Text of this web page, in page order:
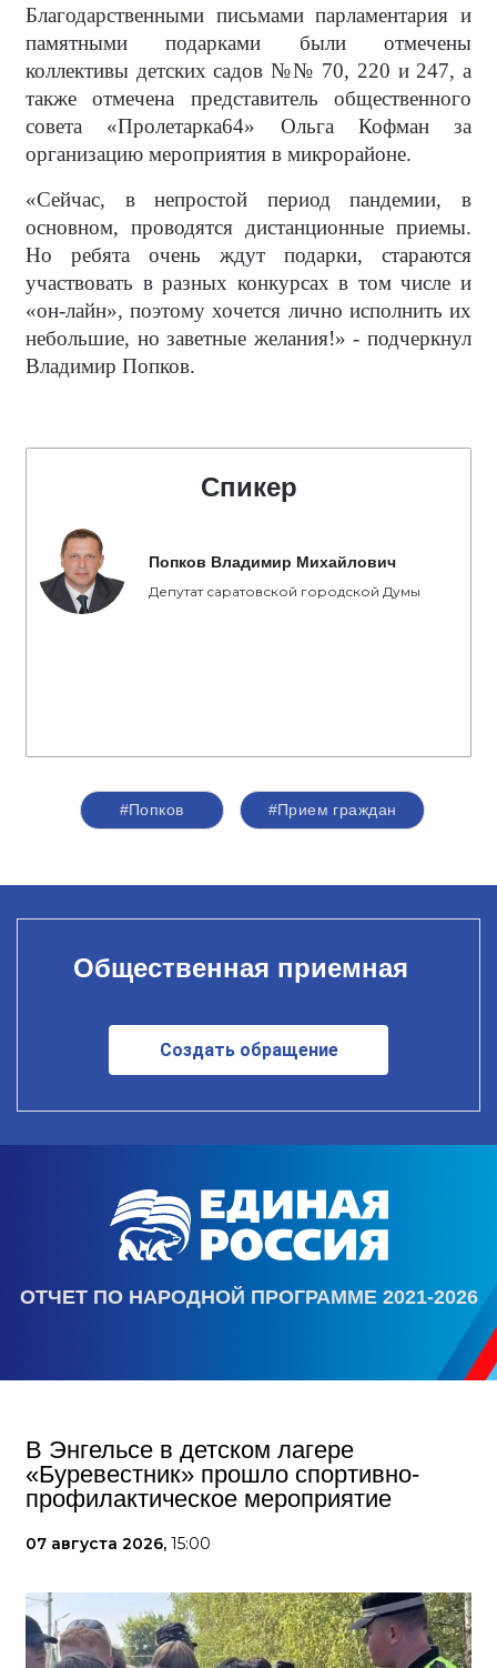
Благодарственными письмами парламентария и
памятными подарками были отмечены
коллективы детских садов №№ 70, 220 и 247, а
также отмечена представитель общественного
совета «Пролетарка64» Ольга Кофман за
организацию мероприятия в микрорайоне.
«Сейчас, в непростой период пандемии, в
основном, проводятся дистанционные приемы.
Но ребята очень ждут подарки, стараются
участвовать в разных конкурсах в том числе и
«он-лайн», поэтому хочется лично исполнить их
небольшие, но заветные желания!» - подчеркнул
Владимир Попков.
Спикер
Попков Владимир Михайлович
Депутат саратовской городской Думы
#Попков #Прием граждан
Общественная приемная
Создать обращение
ОТЧЕТ ПО НАРОДНОЙ ПРОГРАММЕ 2021-2026
В Энгельсе в детском лагере
«Буревестник» прошло спортивно-
профилактическое мероприятие
07 августа 2026, 15:00